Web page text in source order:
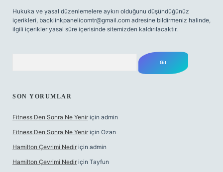
Hukuka ve yasal düzenlemelere aykırı olduğunu düşündüğünüz
içerikleri, backlinkpanelicomtr@gmail.com adresine bildirmeniz halinde,
ilgili içerikler yasal süre içerisinde sitemizden kaldırılacaktır.
SON YORUMLAR
Fitness Den Sonra Ne Yenir için admin
Fitness Den Sonra Ne Yenir için Ozan
Hamilton Çevrimi Nedir için admin
Hamilton Çevrimi Nedir için Tayfun